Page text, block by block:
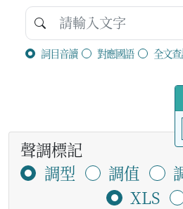
詞目音讀 對應國語 全文
聲調標記
調型
調值
XLS